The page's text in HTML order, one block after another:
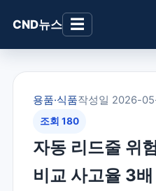
CND뉴스 ☰
용품·식품작성일 2026-
조회 180
자동 리드줄 위
비교 사고율 3배